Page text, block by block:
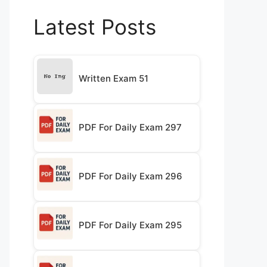
Latest Posts
Written Exam 51
PDF For Daily Exam 297
PDF For Daily Exam 296
PDF For Daily Exam 295